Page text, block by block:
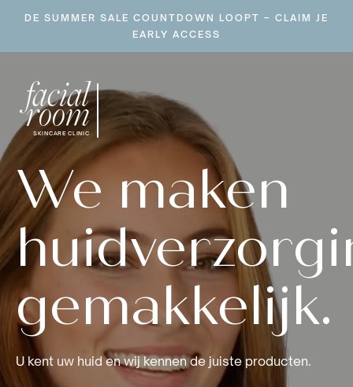
DE SUMMER SALE COUNTDOWN LOOPT – CLAIM JE
EARLY ACCESS
facial
room
SKINCARE CLINIC
We maken
gemakkelijk.
U kent uw huid en wij kennen de juiste producten.